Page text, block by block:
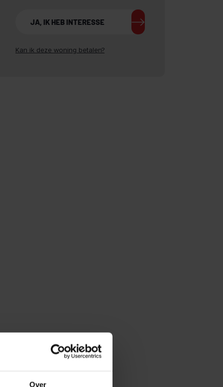
Over
JA, IK HEB INTERESSE
Kan ik deze woning betalen?